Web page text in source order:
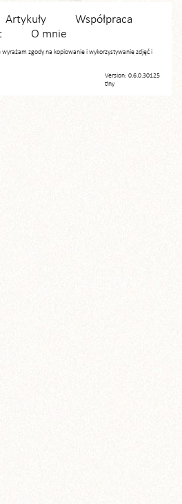
Artykuły
Współpraca
O mnie
zgody na kopiowanie i wykorzystywanie zdjęć i
Version: 0.6.0.30125
tiny